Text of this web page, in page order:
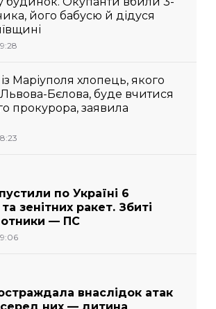
його бабусю й дідуся
Маріуполя хлопець, якого
Бєлова, буде вчитися
прокурора, заявила
по Україні 6
зенітних ракет. Збиті
— ПС
внаслідок атак